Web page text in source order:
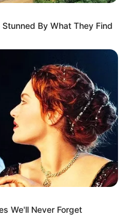
By What They Find
We'll Never Forget